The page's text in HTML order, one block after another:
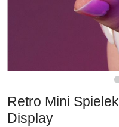
Retro Mini
Display